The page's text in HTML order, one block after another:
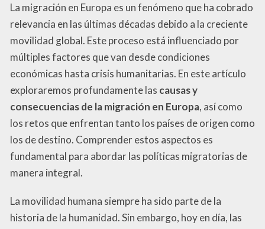
La migración en Europa es un fenómeno que ha cobrado
relevancia en las últimas décadas debido a la creciente
movilidad global. Este proceso está influenciado por
múltiples factores que van desde condiciones
económicas hasta crisis humanitarias. En este artículo
exploraremos profundamente las causas y
consecuencias de la migración en Europa, así como
los retos que enfrentan tanto los países de origen como
los de destino. Comprender estos aspectos es
fundamental para abordar las políticas migratorias de
manera integral.
La movilidad humana siempre ha sido parte de la
historia de la humanidad. Sin embargo, hoy en día, las